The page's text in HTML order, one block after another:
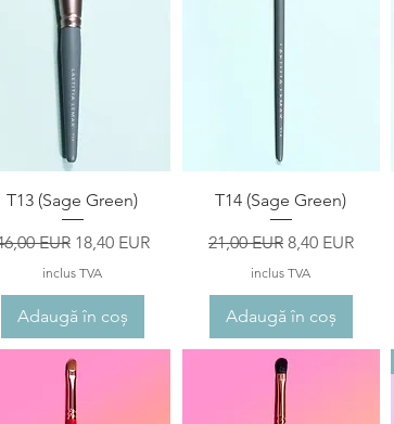
Afișare rapidă
T13 (Sage Green)
normal
EUR Preț redus
18,40 EUR
inclus TVA
Adaugă în coș
Afișare rapidă
T14 (Sage Green)
Preț normal
21,00 EUR Preț redus
8,40 EUR
inclus TVA
Adaugă în coș